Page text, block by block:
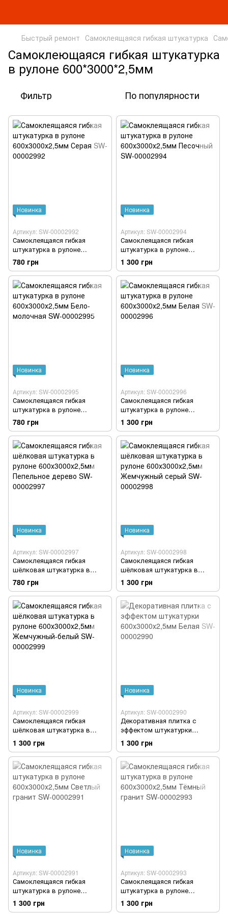
Быстрый ремонт Самоклеящаяся гибкая штукатурка
Самоклеющаяся гибкая штукатурка
в рулоне 600*3000*2,5мм
Фильтр По популярности
Новинка
Артикул: SW-00002992
Самоклеящаяся гибкая
штукатурка в рулоне
600х3000х2,5мм Серая SW-
00002992
780 грн
Новинка
Артикул: SW-00002994
Самоклеящаяся гибкая
штукатурка в рулоне
600х3000х2,5мм Песочный
SW-00002994
1 300 грн
Новинка
Артикул: SW-00002995
Самоклеящаяся гибкая
штукатурка в рулоне
600х3000х2,5мм Бело-
молочная SW-00002995
780 грн
Новинка
Артикул: SW-00002996
Самоклеящаяся гибкая
штукатурка в рулоне
600х3000х2,5мм Белая SW-
00002996
1 300 грн
Новинка
Артикул: SW-00002997
Самоклеящаяся гибкая
шёлковая штукатурка в
рулоне 600х3000х2,5мм
Пепельное дерево SW-
00002997
780 грн
Новинка
Артикул: SW-00002998
Самоклеящаяся гибкая
шёлковая штукатурка в
рулоне 600х3000х2,5мм
Жемчужный серый SW-
00002998
1 300 грн
Новинка
Артикул: SW-00002999
Самоклеящаяся гибкая
шёлковая штукатурка в
рулоне 600х3000х2,5мм
Жемчужный-белый SW-
00002999
1 300 грн
Новинка
Артикул: SW-00002990
Декоративная плитка с
эффектом штукатурки
600х3000х2,5мм Белая SW-
00002990
1 300 грн
Новинка
Артикул: SW-00002991
Самоклеящаяся гибкая
штукатурка в рулоне
600х3000х2,5мм Светлый
гранит SW-00002991
1 300 грн
Новинка
Артикул: SW-00002993
Самоклеящаяся гибкая
штукатурка в рулоне
600х3000х2,5мм Тёмный
гранит SW-00002993
1 300 грн